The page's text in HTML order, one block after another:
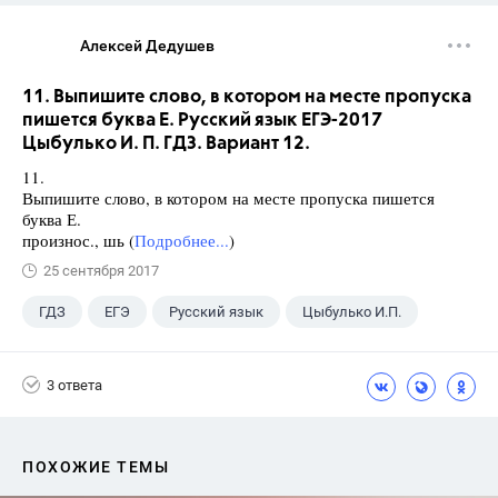
Алексей Дедушев
11. Выпишите слово, в котором на месте пропуска
пишется буква Е. Русский язык ЕГЭ-2017
Цыбулько И. П. ГДЗ. Вариант 12.
11.
Выпишите слово, в котором на месте пропуска пишется
буква Е.
произнос., шь (Подробнее...)
25 сентября 2017
ГДЗ ЕГЭ Русский язык Цыбулько И.П.
3 ответа
ПОХОЖИЕ ТЕМЫ